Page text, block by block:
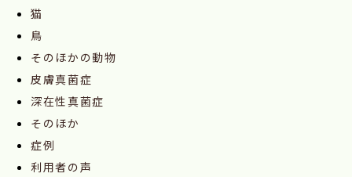
猫
鳥
そのほかの動物
皮膚真菌症
深在性真菌症
そのほか
症例
利用者の声